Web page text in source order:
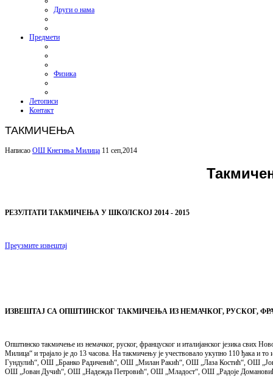
Други о нама
Предмети
Физика
Летописи
Контакт
ТАКМИЧЕЊА
Написао ОШ Кнегиња Милица 11 сеп,2014
РЕЗУЛТАТИ ТАКМИЧЕЊА У ШКОЛСКОЈ 2014 - 2015
Преузмите извештај
ИЗВЕШТАЈ СА ОПШТИНСКОГ ТАКМИЧЕЊА ИЗ НЕМАЧКОГ, РУСКОГ,
Општинско такмичење из немачког, руског, француског и италијанског језика свих
Милица“ и трајало је до 13 часова. На такмичењу је учествовало укупно 110
Гундулић“, ОШ „Бранко Радичевић“, ОШ „Милан Ракић“, ОШ „Лаза Костић“, ОШ
ОШ „Јован Дучић“, ОШ „Надежда Петровић“, ОШ „Младост“, ОШ „Радоје